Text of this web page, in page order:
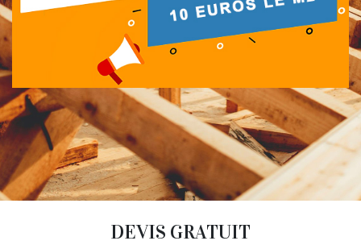
DEVIS GRATUIT